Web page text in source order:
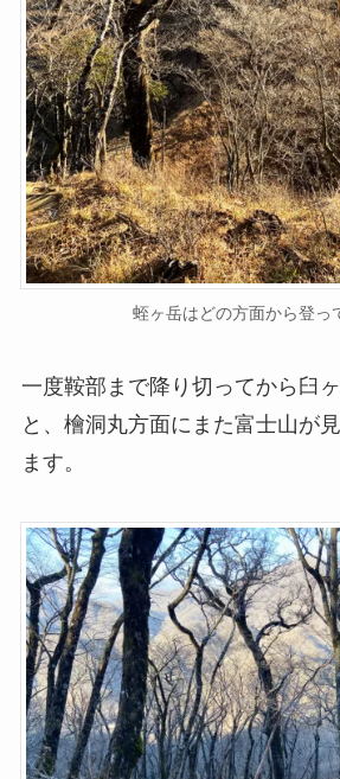
蛭ヶ岳はどの方面から登っ
一度鞍部まで降り切ってから臼
と、檜洞丸方面にまた富士山が
ます。